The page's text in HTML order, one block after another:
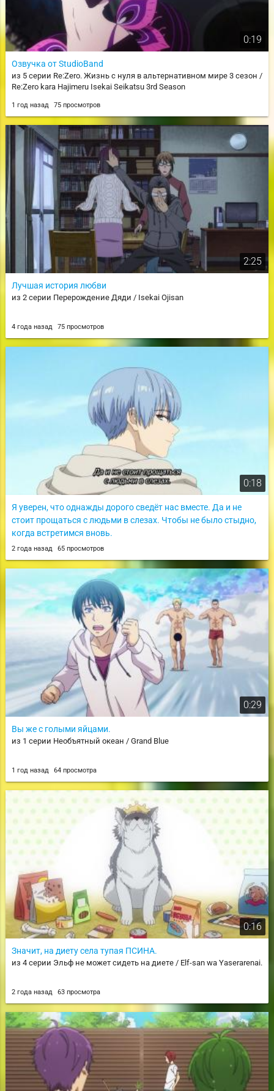
0:19
Озвучка от StudioBand
из 5 серии Re:Zero. Жизнь с нуля в альтернативном мире 3 сезон /
Re:Zero kara Hajimeru Isekai Seikatsu 3rd Season
1 год назад 75 просмотров
2:25
Лучшая история любви
из 2 серии Перерождение Дяди / Isekai Ojisan
4 года назад 75 просмотров
0:18
Я уверен, что однажды дорого сведёт нас вместе. Да и не
стоит прощаться с людьми в слезах. Чтобы не было стыдно,
когда встретимся вновь.
из 28 серии Провожающая в последний путь Фрирен / Sousou no
2 года назад 65 просмотров
0:29
Вы же с голыми яйцами.
из 1 серии Необъятный океан / Grand Blue
1 год назад 64 просмотра
0:16
Значит, на диету села тупая ПСИНА.
из 4 серии Эльф не может сидеть на диете / Elf-san wa Yaserarenai.
2 года назад 63 просмотра